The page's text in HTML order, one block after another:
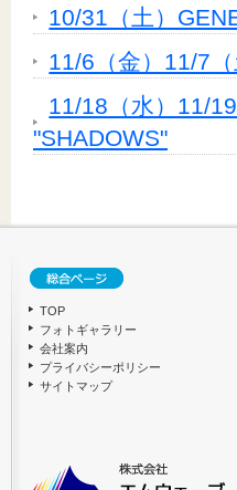
10/31（土）
11/6（金）11/7
11/18（水）11/
"SHADOWS"
TOP
フォトギャラリー
会社案内
プライバシーポリシー
サイトマップ